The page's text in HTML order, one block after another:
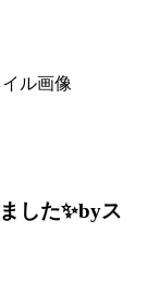
した✨byス